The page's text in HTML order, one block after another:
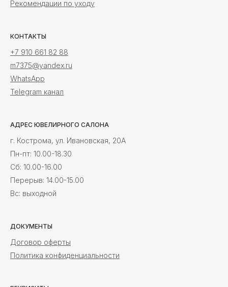
Рекомендации по уходу
КОНТАКТЫ
+7 910 661 82 88
m7375@yandex.ru
WhatsApp
Telegram канал
АДРЕС ЮВЕЛИРНОГО САЛОНА
г. Кострома, ул. Ивановская, 20А
Пн-пт: 10.00-18.30
Cб: 10.00-16.00
Перерыв: 14.00-15.00
Вс: выходной
ДОКУМЕНТЫ
Договор оферты
Политика конфиденциальности